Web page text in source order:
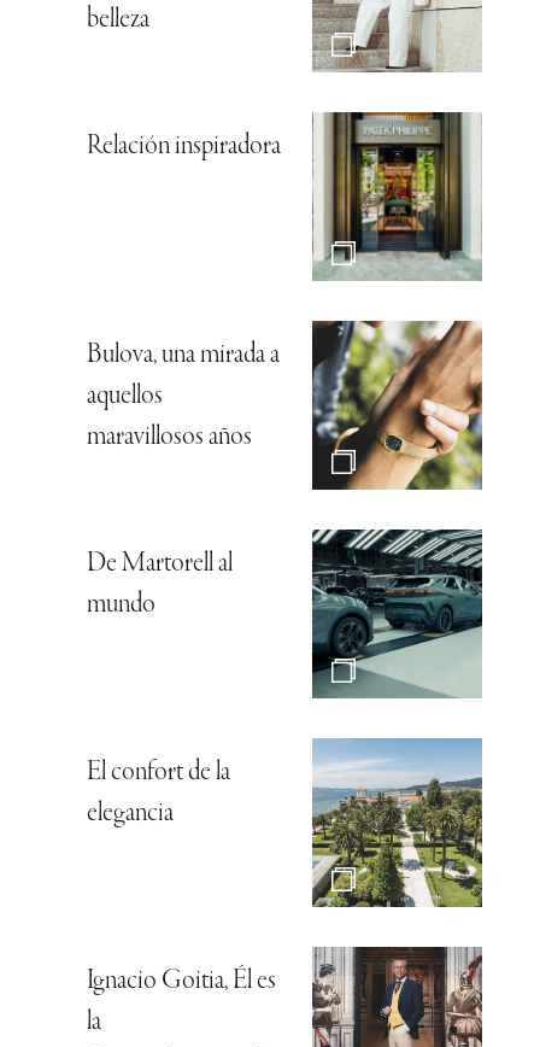
belleza
Relación inspiradora
Bulova, una mirada a
aquellos
maravillosos años
De Martorell al
mundo
El confort de la
elegancia
Ignacio Goitia, Él es
la